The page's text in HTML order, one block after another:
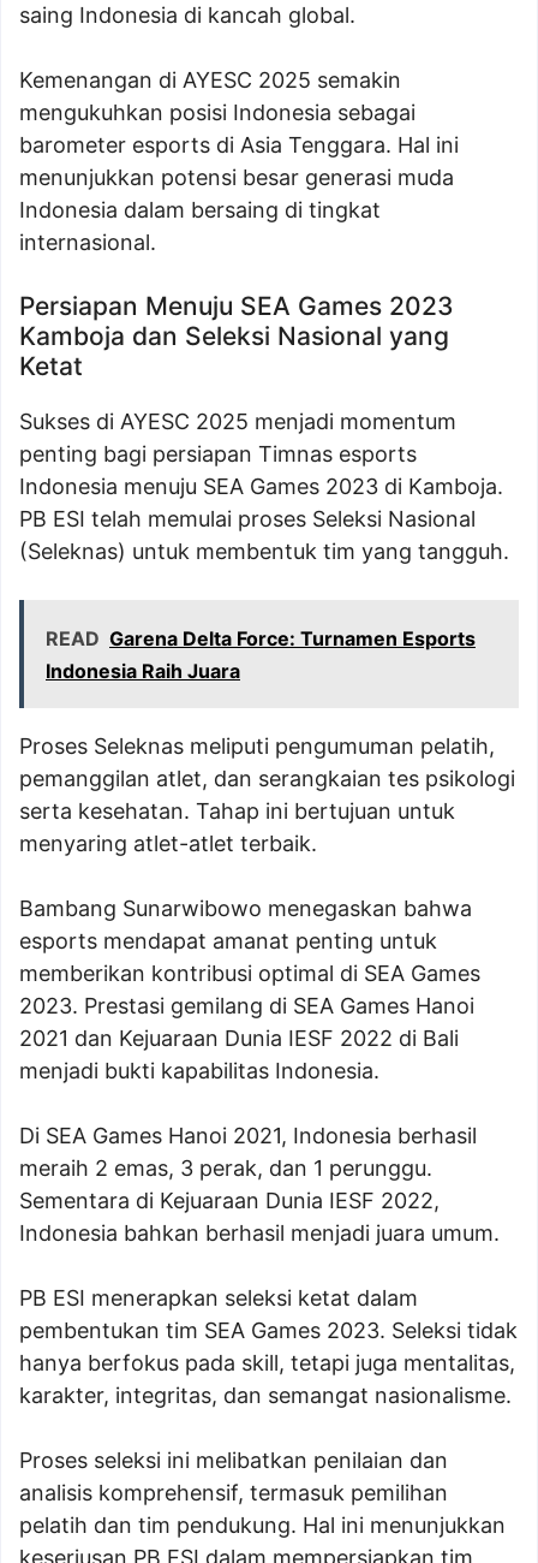
saing Indonesia di kancah global.
Kemenangan di AYESC 2025 semakin
mengukuhkan posisi Indonesia sebagai
barometer esports di Asia Tenggara. Hal ini
menunjukkan potensi besar generasi muda
Indonesia dalam bersaing di tingkat
internasional.
Persiapan Menuju SEA Games 2023
Kamboja dan Seleksi Nasional yang
Ketat
Sukses di AYESC 2025 menjadi momentum
penting bagi persiapan Timnas esports
Indonesia menuju SEA Games 2023 di Kamboja.
PB ESI telah memulai proses Seleksi Nasional
(Seleknas) untuk membentuk tim yang tangguh.
READ Garena Delta Force: Turnamen Esports
Indonesia Raih Juara
Proses Seleknas meliputi pengumuman pelatih,
pemanggilan atlet, dan serangkaian tes psikologi
serta kesehatan. Tahap ini bertujuan untuk
menyaring atlet-atlet terbaik.
Bambang Sunarwibowo menegaskan bahwa
esports mendapat amanat penting untuk
memberikan kontribusi optimal di SEA Games
2023. Prestasi gemilang di SEA Games Hanoi
2021 dan Kejuaraan Dunia IESF 2022 di Bali
menjadi bukti kapabilitas Indonesia.
Di SEA Games Hanoi 2021, Indonesia berhasil
meraih 2 emas, 3 perak, dan 1 perunggu.
Sementara di Kejuaraan Dunia IESF 2022,
Indonesia bahkan berhasil menjadi juara umum.
PB ESI menerapkan seleksi ketat dalam
pembentukan tim SEA Games 2023. Seleksi tidak
hanya berfokus pada skill, tetapi juga mentalitas,
karakter, integritas, dan semangat nasionalisme.
Proses seleksi ini melibatkan penilaian dan
analisis komprehensif, termasuk pemilihan
pelatih dan tim pendukung. Hal ini menunjukkan
keseriusan PB ESI dalam mempersiapkan tim